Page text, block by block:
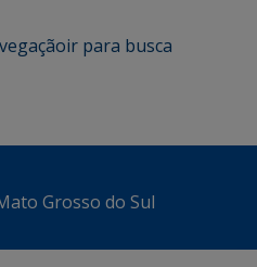
ir para busca
Grosso do Sul